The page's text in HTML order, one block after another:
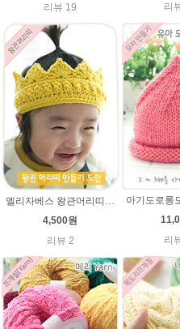
리뷰 19
리
엘리자베스 왕관머리띠★45울라인 태교뜨개질 손뜨개
4,500원
리뷰 2
리